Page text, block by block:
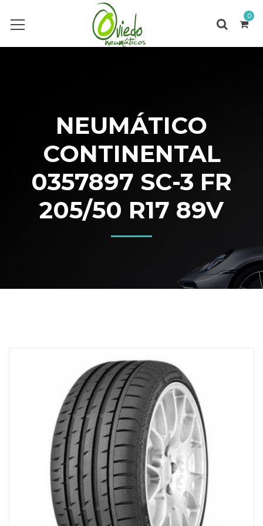
0
NEUMÁTICO
CONTINENTAL
0357897 SC-3 FR
205/50 R17 89V